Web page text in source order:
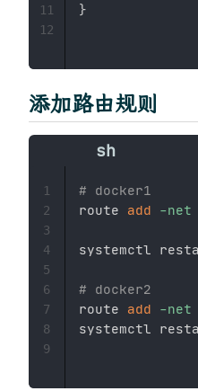
}
11
12
添加路由规则
# docker1
route add -net
systemctl
# docker2
route add -net
systemctl
1
2
3
4
5
6
7
8
9